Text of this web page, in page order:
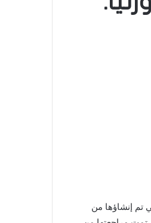
تم إنشاؤها من